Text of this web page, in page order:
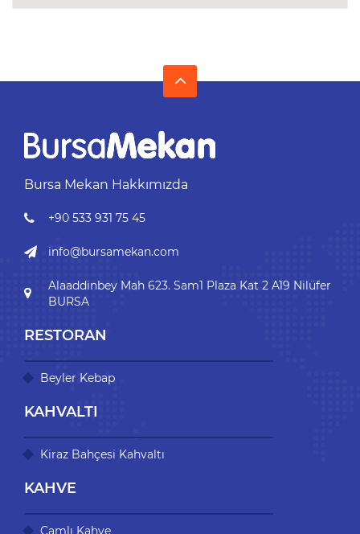
Bursa Mekan Hakkımızda
+90 533 931 75 45
info@bursamekan.com
Alaaddinbey Mah 623. Sam1 Plaza Kat 2 A19 Nilüfer
BURSA
RESTORAN
Beyler Kebap
KAHVALTI
Kiraz Bahçesi Kahvaltı
KAHVE
Çamlı Kahve